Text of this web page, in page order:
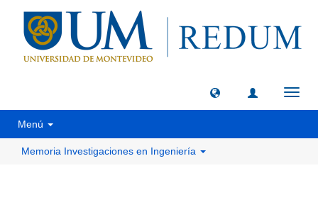
Menú
Memoria Investigaciones en Ingeniería